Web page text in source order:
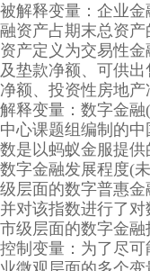
被解释变量：企业
融资产占期末总资
资产定义为交易性
及垫款净额、可供
净额、投资性房地产
解释变量：数字金
中心课题组编制的
数是以蚂蚁金服提
数字金融发展程度(
级层面的数字普惠金
并对该指数进行了
市级层面的数字金融
控制变量：为了尽